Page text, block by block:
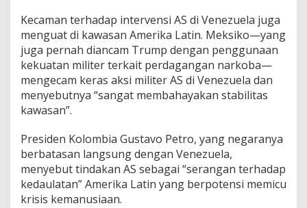
Kecaman terhadap intervensi AS di Venezuela juga
menguat di kawasan Amerika Latin. Meksiko—yang
juga pernah diancam Trump dengan penggunaan
kekuatan militer terkait perdagangan narkoba—
mengecam keras aksi militer AS di Venezuela dan
menyebutnya “sangat membahayakan stabilitas
kawasan”.
Presiden Kolombia Gustavo Petro, yang negaranya
berbatasan langsung dengan Venezuela,
menyebut tindakan AS sebagai “serangan terhadap
kedaulatan” Amerika Latin yang berpotensi memicu
krisis kemanusiaan.